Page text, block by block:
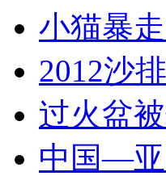
山西运城恶犬咬伤多
女孩北京地铁殴打老
小猫暴
2012沙
过火盆
中国—亚